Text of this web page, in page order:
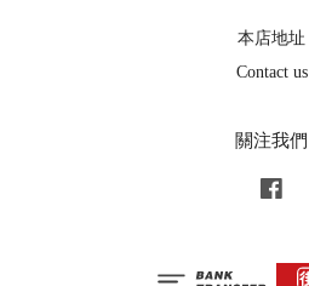
本店地址
Contact us
關注我們